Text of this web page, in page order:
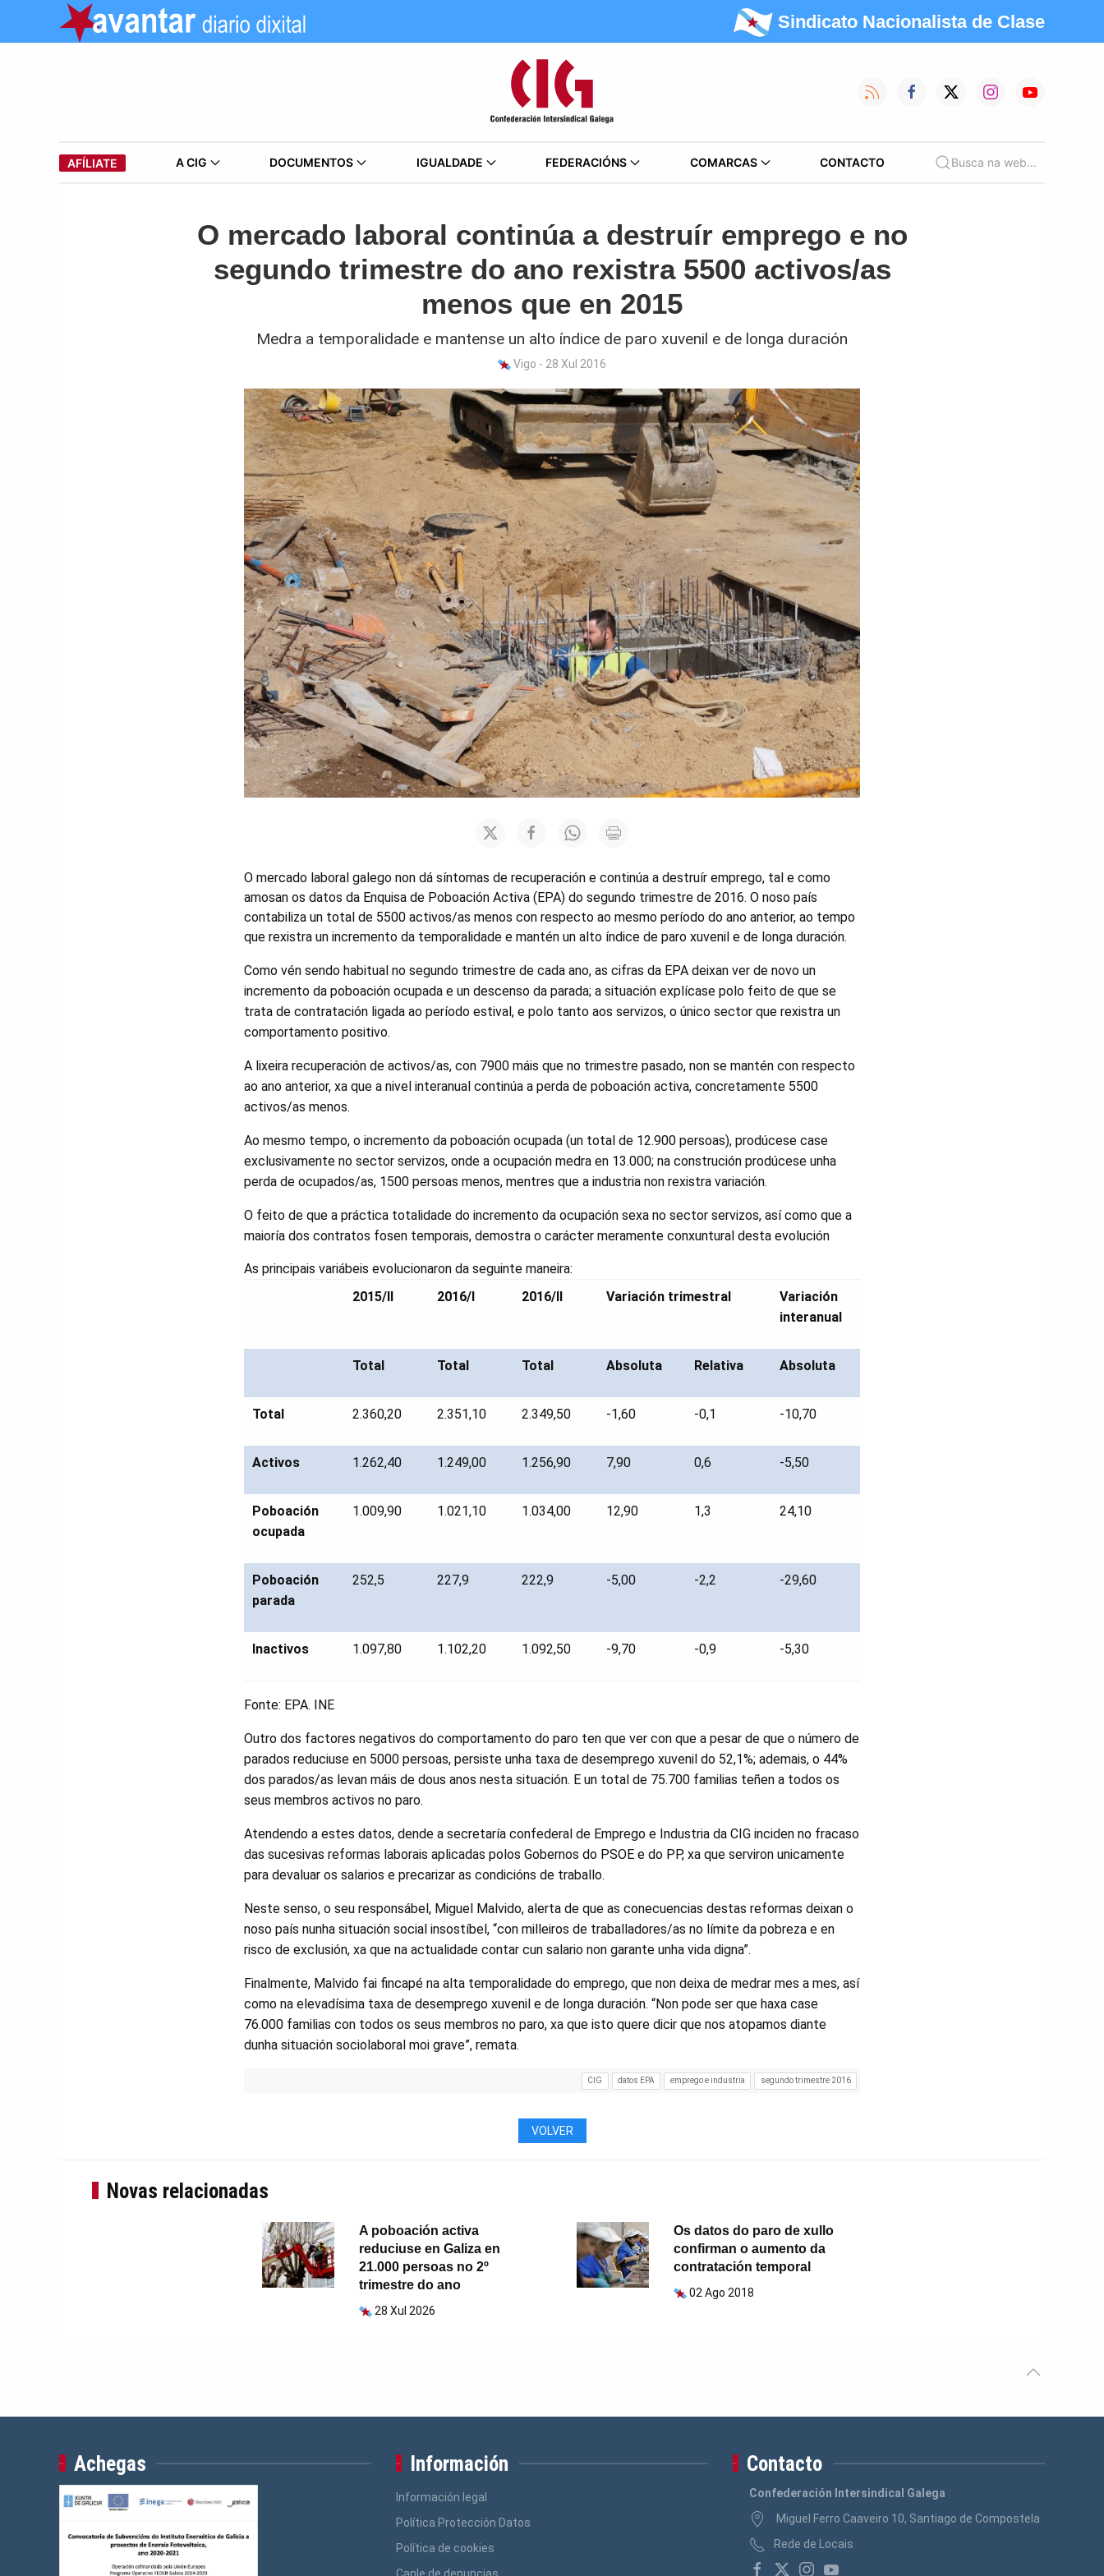
Sindicato Nacionalista de Clase
AFÍLIATE A CIG DOCUMENTOS IGUALDADE FEDERACIÓNS COMARCAS CONTACTO Busca na web...
O mercado laboral continúa a destruír emprego e no
segundo trimestre do ano rexistra 5500 activos/as
menos que en 2015
Medra a temporalidade e mantense un alto índice de paro xuvenil e de longa duración
Vigo - 28 Xul 2016
O mercado laboral galego non dá síntomas de recuperación e continúa a destruír emprego, tal e como
amosan os datos da Enquisa de Poboación Activa (EPA) do segundo trimestre de 2016. O noso país
contabiliza un total de 5500 activos/as menos con respecto ao mesmo período do ano anterior, ao tempo
que rexistra un incremento da temporalidade e mantén un alto índice de paro xuvenil e de longa duración.
Como vén sendo habitual no segundo trimestre de cada ano, as cifras da EPA deixan ver de novo un
incremento da poboación ocupada e un descenso da parada; a situación explícase polo feito de que se
trata de contratación ligada ao período estival, e polo tanto aos servizos, o único sector que rexistra un
comportamento positivo.
A lixeira recuperación de activos/as, con 7900 máis que no trimestre pasado, non se mantén con respecto
ao ano anterior, xa que a nivel interanual continúa a perda de poboación activa, concretamente 5500
activos/as menos.
Ao mesmo tempo, o incremento da poboación ocupada (un total de 12.900 persoas), prodúcese case
exclusivamente no sector servizos, onde a ocupación medra en 13.000; na construción prodúcese unha
perda de ocupados/as, 1500 persoas menos, mentres que a industria non rexistra variación.
O feito de que a práctica totalidade do incremento da ocupación sexa no sector servizos, así como que a
maioría dos contratos fosen temporais, demostra o carácter meramente conxuntural desta evolución
As principais variábeis evolucionaron da seguinte maneira:
2015/II
2016/I 2016/II Variación trimestral
Variación
interanual
Total Total Total Absoluta Relativa Absoluta
Total 2.360,20 2.351,10 2.349,50 -1,60 -0,1 -10,70
Activos 1.262,40 1.249,00 1.256,90 7,90 0,6 -5,50
Poboación
ocupada
1.009,90 1.021,10 1.034,00 12,90 1,3 24,10
Poboación
parada
252,5 227,9 222,9 -5,00 -2,2 -29,60
Inactivos 1.097,80 1.102,20 1.092,50 -9,70 -0,9 -5,30
Fonte: EPA. INE
Outro dos factores negativos do comportamento do paro ten que ver con que a pesar de que o número de
parados reduciuse en 5000 persoas, persiste unha taxa de desemprego xuvenil do 52,1%; ademais, o 44%
dos parados/as levan máis de dous anos nesta situación. E un total de 75.700 familias teñen a todos os
seus membros activos no paro.
Atendendo a estes datos, dende a secretaría confederal de Emprego e Industria da CIG inciden no fracaso
das sucesivas reformas laborais aplicadas polos Gobernos do PSOE e do PP, xa que serviron unicamente
para devaluar os salarios e precarizar as condicións de traballo.
Neste senso, o seu responsábel, Miguel Malvido, alerta de que as conecuencias destas reformas deixan o
noso país nunha situación social insostíbel, “con milleiros de traballadores/as no límite da pobreza e en
risco de exclusión, xa que na actualidade contar cun salario non garante unha vida digna”.
Finalmente, Malvido fai fincapé na alta temporalidade do emprego, que non deixa de medrar mes a mes, así
como na elevadísima taxa de desemprego xuvenil e de longa duración. “Non pode ser que haxa case
76.000 familias con todos os seus membros no paro, xa que isto quere dicir que nos atopamos diante
dunha situación sociolaboral moi grave”, remata.
CIG datos EPA emprego e industria segundo trimestre 2016
VOLVER
Novas relacionadas
A poboación activa
reduciuse en Galiza en
21.000 persoas no 2º
trimestre do ano
28 Xul 2026
Os datos do paro de xullo
confirman o aumento da
contratación temporal
02 Ago 2018
Achegas Información
Información legal
Política Protección Datos
Política de cookies
Canle de denuncias
Contacto
Confederación Intersindical Galega
Miguel Ferro Caaveiro 10, Santiago de Compostela
Rede de Locais